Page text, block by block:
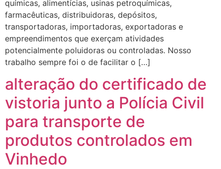
químicas, alimentícias, usinas petroquímicas,
farmacêuticas, distribuidoras, depósitos,
transportadoras, importadoras, exportadoras e
empreendimentos que exerçam atividades
potencialmente poluidoras ou controladas. Nosso
trabalho sempre foi o de facilitar o […]
alteração do certificado de
vistoria junto a Polícia Civil
para transporte de
produtos controlados em
Vinhedo